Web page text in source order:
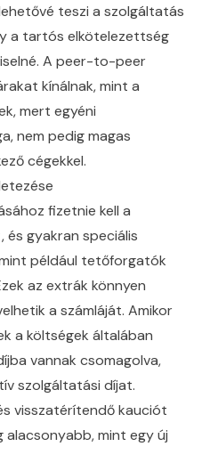
teszi a szolgáltatás
a tartós elkötelezettség
A peer-to-peer
kínálnak, mint a
mert egyéni
nem pedig magas
cégekkel.
fizetnie kell a
gyakran speciális
például tetőforgatók
az extrák könnyen
a számláját. Amikor
a költségek általában
vannak csomagolva,
szolgáltatási díjat.
visszatérítendő kauciót
alacsonyabb, mint egy új